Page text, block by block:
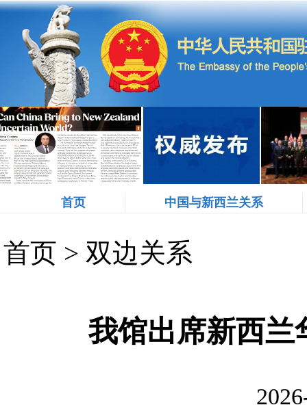
首页 中国与新西兰关系
首页 > 双边关系
我馆出席新西